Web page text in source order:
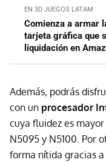
EN 3D JUEGOS LATAM
Comienza a armar
tarjeta gráfica que
liquidación en
Además, podrás
con un procesador
cuya fluidez es mayor
N5095 y N5100. Por
forma nítida gracias